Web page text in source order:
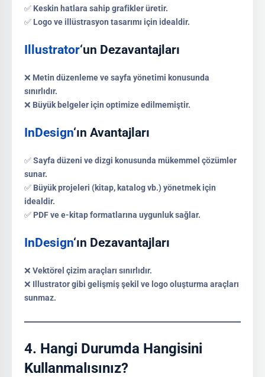
✅ Keskin hatlara sahip grafikler üretir.
✅ Logo ve illüstrasyon tasarımı için idealdir.
Illustrator‘un Dezavantajları
❌ Metin düzenleme ve sayfa yönetimi konusunda
sınırlıdır.
❌ Büyük belgeler için optimize edilmemiştir.
InDesign‘ın Avantajları
✅Sayfa düzeni ve dizgi konusunda mükemmel çözümler
sunar.
✅ Büyük projeleri (kitap, katalog vb.) yönetmek için
idealdir.
✅ PDF ve e-kitap formatlarına uygunluk sağlar.
InDesign‘ın Dezavantajları
❌ Vektörel çizim araçları sınırlıdır.
❌ Illustrator gibi gelişmiş şekil ve logo oluşturma araçları
sunmaz.
4. Hangi Durumda Hangisini
Kullanmalısınız?